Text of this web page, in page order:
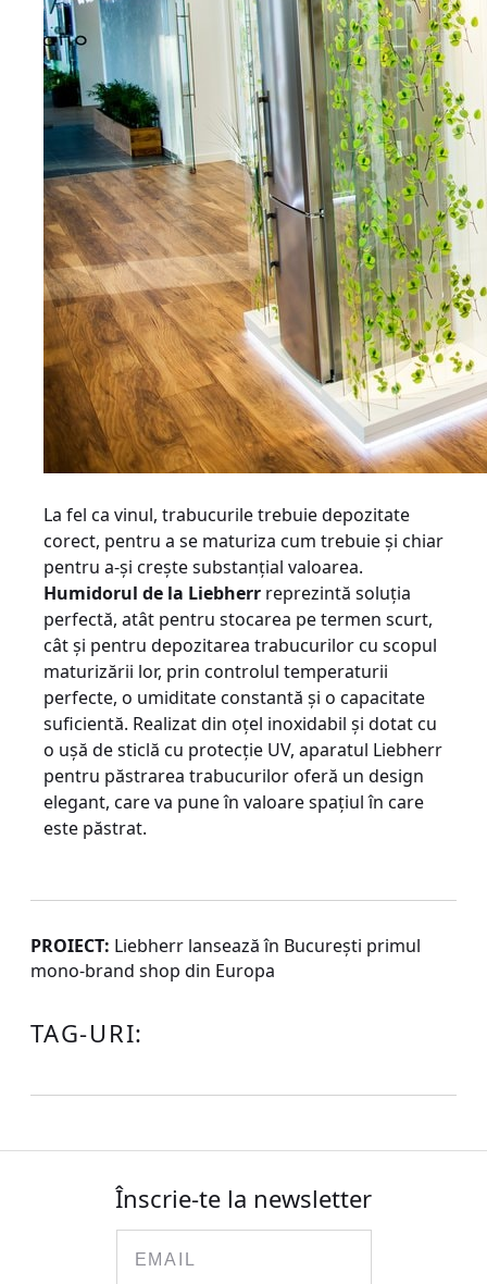
La fel ca vinul, trabucurile trebuie depozitate
corect, pentru a se maturiza cum trebuie și chiar
pentru a-și crește substanțial valoarea.
Humidorul de la Liebherr reprezintă soluția
perfectă, atât pentru stocarea pe termen scurt,
cât și pentru depozitarea trabucurilor cu scopul
maturizării lor, prin controlul temperaturii
perfecte, o umiditate constantă și o capacitate
suficientă. Realizat din oțel inoxidabil și dotat cu
o ușă de sticlă cu protecție UV, aparatul Liebherr
pentru păstrarea trabucurilor oferă un design
elegant, care va pune în valoare spațiul în care
este păstrat.
PROIECT: Liebherr lansează în București primul
mono-brand shop din Europa
TAG-URI:
Înscrie-te la newsletter